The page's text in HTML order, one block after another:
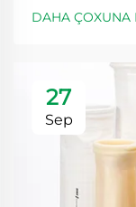
DAHA ÇOXUNA
27
Sep